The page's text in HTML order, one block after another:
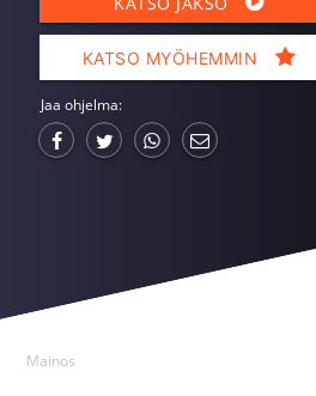
KATSO MYÖHEMMIN
Jaa ohjelma:
Mainos